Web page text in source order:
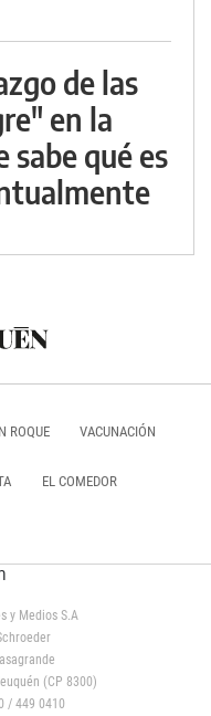
de las
en la
qué es
ROQUE VACUNACIÓN
EL COMEDOR
y Medios S.A
(CP 8300)
/ 449 0410